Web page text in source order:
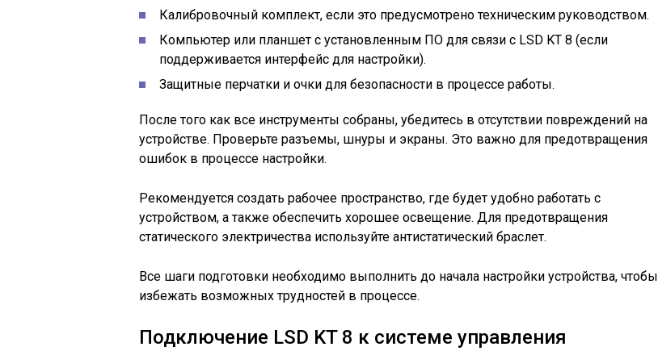
Калибровочный комплект, если это предусмотрено техническим руководством.
Компьютер или планшет с установленным ПО для связи с LSD KT 8 (если
поддерживается интерфейс для настройки).
Защитные перчатки и очки для безопасности в процессе работы.
После того как все инструменты собраны, убедитесь в отсутствии повреждений на
устройстве. Проверьте разъемы, шнуры и экраны. Это важно для предотвращения
ошибок в процессе настройки.
Рекомендуется создать рабочее пространство, где будет удобно работать с
устройством, а также обеспечить хорошее освещение. Для предотвращения
статического электричества используйте антистатический браслет.
Все шаги подготовки необходимо выполнить до начала настройки устройства, чтобы
избежать возможных трудностей в процессе.
Подключение LSD KT 8 к системе управления